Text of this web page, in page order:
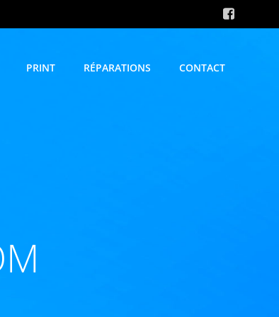
PRINT RÉPARATIONS CONTACT